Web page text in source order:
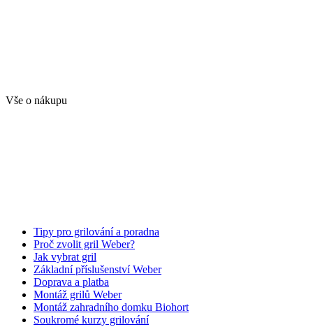
Vše o nákupu
Tipy pro grilování a poradna
Proč zvolit gril Weber?
Jak vybrat gril
Základní příslušenství Weber
Doprava a platba
Montáž grilů Weber
Montáž zahradního domku Biohort
Soukromé kurzy grilování